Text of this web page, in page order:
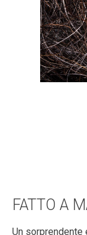
FATTO A
Un